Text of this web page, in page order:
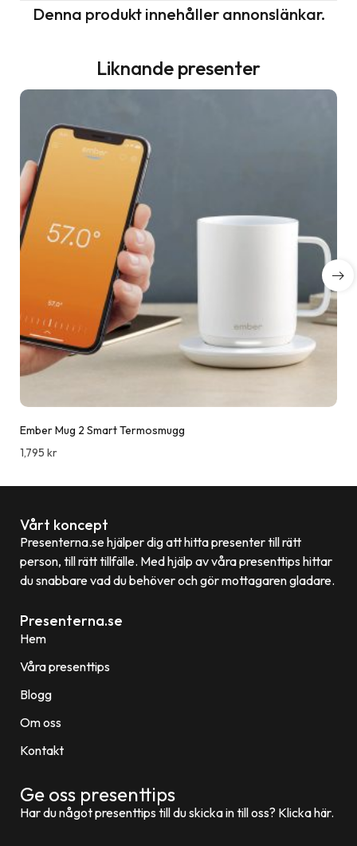
Denna produkt innehåller annonslänkar.
Liknande presenter
Ember Mug 2 Smart Termosmugg
1,795 kr
Vårt koncept
Presenterna.se hjälper dig att hitta presenter till rätt
person, till rätt tillfälle. Med hjälp av våra presenttips hittar
du snabbare vad du behöver och gör mottagaren gladare.
Presenterna.se
Hem
Våra presenttips
Blogg
Om oss
Kontakt
Ge oss presenttips
Har du något presenttips till du skicka in till oss? Klicka här.